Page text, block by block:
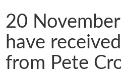
20
have
from Pete